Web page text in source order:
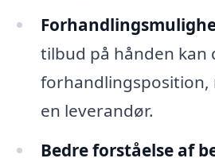
tilbud på hånden kan
en leverandør.
Bedre forståelse af